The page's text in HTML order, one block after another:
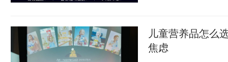
儿童营养品怎么
焦虑